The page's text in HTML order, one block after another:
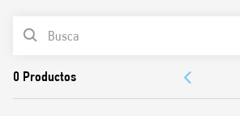
Bobina de CA o CC
Tarjeta de identificación
través del adaptador 026.00
Contactos libres de cadmio
LISTA DE PRODUCTOS
APROBACIONES